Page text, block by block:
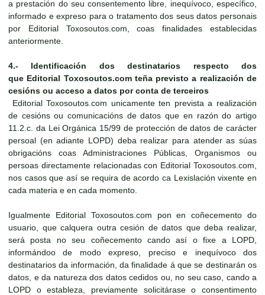
a prestación do seu consentemento libre, inequívoco, específico,
informado e expreso para o tratamento dos seus datos personais
por Editorial Toxosoutos.com, coas finalidades establecidas
anteriormente.
4.- Identificación dos destinatarios respecto dos
que Editorial Toxosoutos.com teña previsto a realización de
cesións ou acceso a datos por conta de terceiros
Editorial Toxosoutos.com unicamente ten prevista a realización
de cesións ou comunicacións de datos que en razón do artigo
11.2.c. da Lei Orgánica 15/99 de protección de datos de carácter
persoal (en adiante LOPD) deba realizar para atender as súas
obrigacións coas Administraciones Públicas, Organismos ou
persoas directamente relacionadas con Editorial Toxosoutos.com,
nos casos que así se requira de acordo ca Lexislación vixente en
cada materia e en cada momento.
Igualmente Editorial Toxosoutos.com pon en coñecemento do
usuario, que calquera outra cesión de datos que deba realizar,
será posta no seu coñecemento cando así o fixe a LOPD,
informándoo de modo expreso, preciso e inequívoco dos
destinatarios da información, da finalidade á que se destinarán os
datos, e da natureza dos datos cedidos ou, no seu caso, cando a
LOPD o estableza, previamente solicitárase o consentimento